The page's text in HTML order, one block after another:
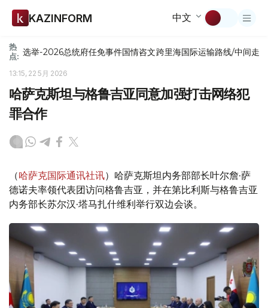
KAZINFORM 中文
热
点: 选举-2026总统府任免事件国情咨文跨里海国际运输路线/中间走廊
13:15, 22 5月 2026
哈萨克斯坦与格鲁吉亚同意加强打击网络犯
罪合作
（哈萨克国际通讯社讯）哈萨克斯坦内务部部长叶尔詹·萨
德诺夫率领代表团访问格鲁吉亚，并在第比利斯与格鲁吉亚
内务部长苏尔汉·塔马扎什维利举行双边会谈。